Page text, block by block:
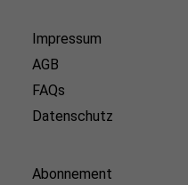
Impressum
AGB
FAQs
Datenschutz
Abonnement